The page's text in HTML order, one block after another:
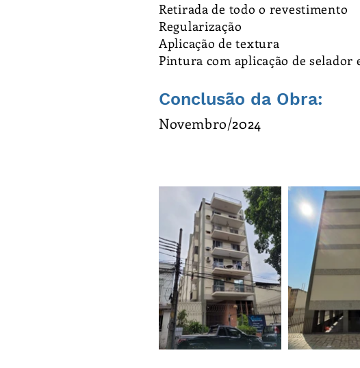
Retirada de todo o revestimento
Regularização
Aplicação de textura
Pintura com aplicação de
Conclusão da Obra:
Novembro/2024